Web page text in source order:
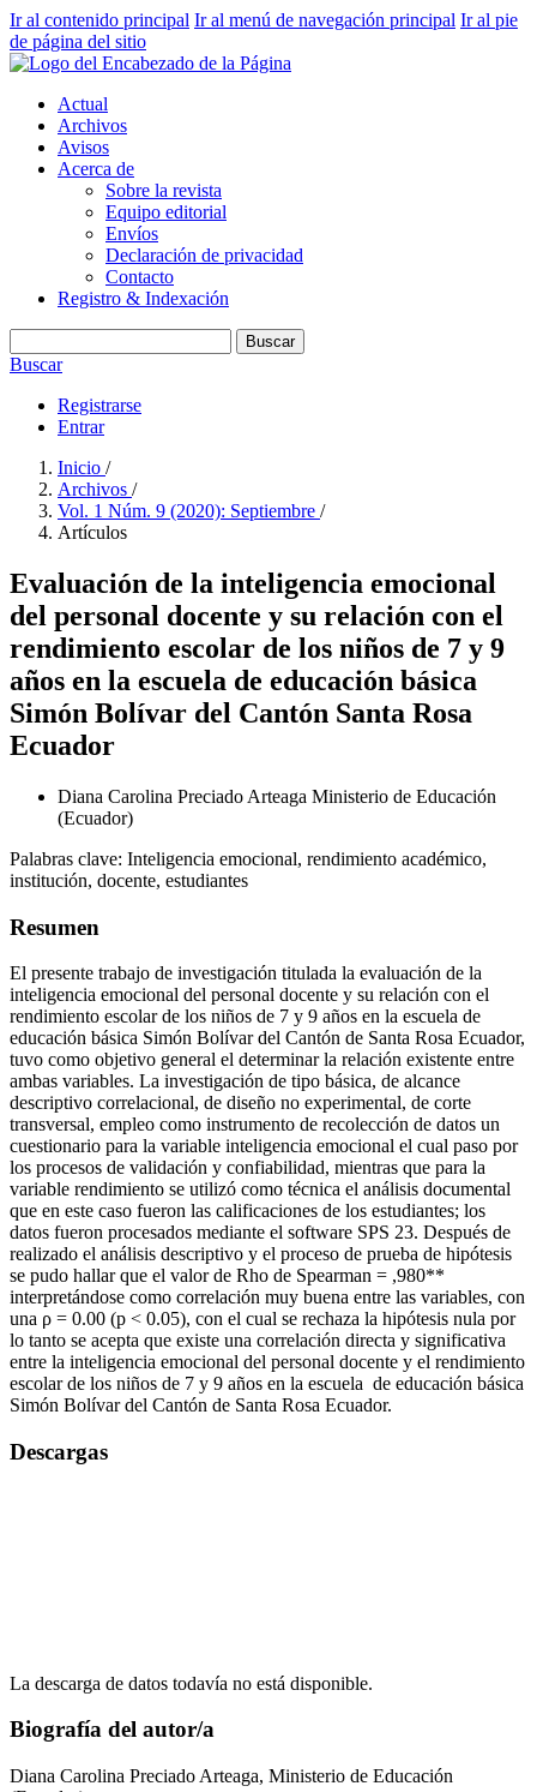
Ir al contenido principal Ir al menú de navegación principal Ir al pie
de página del sitio
Actual
Archivos
Avisos
Acerca de
Sobre la revista
Equipo editorial
Envíos
Declaración de privacidad
Contacto
Registro & Indexación
Buscar
Buscar
Registrarse
Entrar
Inicio /
Archivos /
Vol. 1 Núm. 9 (2020): Septiembre /
Artículos
Evaluación de la inteligencia emocional
del personal docente y su relación con el
rendimiento escolar de los niños de 7 y 9
años en la escuela de educación básica
Simón Bolívar del Cantón Santa Rosa
Ecuador
Diana Carolina Preciado Arteaga Ministerio de Educación
(Ecuador)
Palabras clave: Inteligencia emocional, rendimiento académico,
institución, docente, estudiantes
Resumen
El presente trabajo de investigación titulada la evaluación de la
inteligencia emocional del personal docente y su relación con el
rendimiento escolar de los niños de 7 y 9 años en la escuela de
educación básica Simón Bolívar del Cantón de Santa Rosa Ecuador,
tuvo como objetivo general el determinar la relación existente entre
ambas variables. La investigación de tipo básica, de alcance
descriptivo correlacional, de diseño no experimental, de corte
transversal, empleo como instrumento de recolección de datos un
cuestionario para la variable inteligencia emocional el cual paso por
los procesos de validación y confiabilidad, mientras que para la
variable rendimiento se utilizó como técnica el análisis documental
que en este caso fueron las calificaciones de los estudiantes; los
datos fueron procesados mediante el software SPS 23. Después de
realizado el análisis descriptivo y el proceso de prueba de hipótesis
se pudo hallar que el valor de Rho de Spearman = ,980**
interpretándose como correlación muy buena entre las variables, con
una ρ = 0.00 (p < 0.05), con el cual se rechaza la hipótesis nula por
lo tanto se acepta que existe una correlación directa y significativa
entre la inteligencia emocional del personal docente y el rendimiento
escolar de los niños de 7 y 9 años en la escuela de educación básica
Simón Bolívar del Cantón de Santa Rosa Ecuador.
Descargas
La descarga de datos todavía no está disponible.
Biografía del autor/a
Diana Carolina Preciado Arteaga, Ministerio de Educación